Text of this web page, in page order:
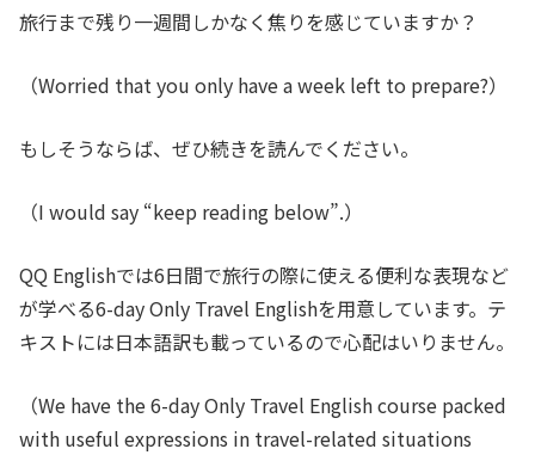
旅行まで残り一週間しかなく焦りを感じていますか？
（Worried that you only have a week left to prepare?）
もしそうならば、ぜひ続きを読んでください。
（I would say “keep reading below”.）
QQ Englishでは6日間で旅行の際に使える便利な表現など
が学べる6-day Only Travel Englishを用意しています。テ
キストには日本語訳も載っているので心配はいりません。
（We have the 6-day Only Travel English course packed
with useful expressions in travel-related situations